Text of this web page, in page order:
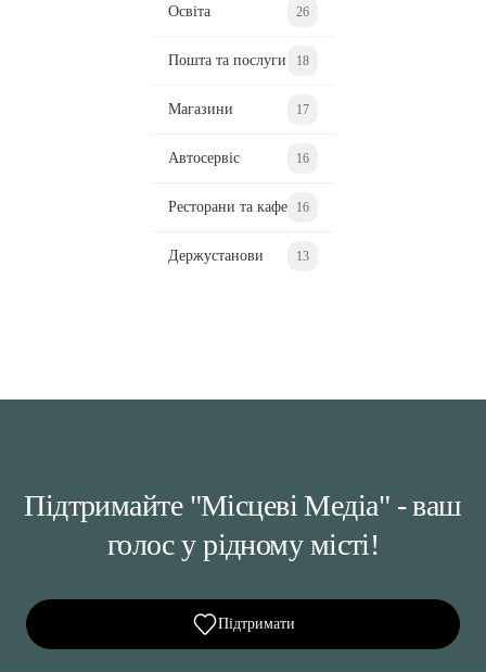
Освіта 26
Пошта та послуги 18
Магазини 17
Автосервіс 16
Ресторани та кафе 16
Держустанови 13
Підтримайте "Місцеві Медіа" - ваш
голос у рідному місті!
Підтримати